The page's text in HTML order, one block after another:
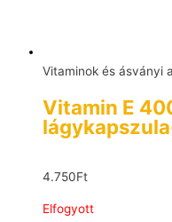
Vitaminok és ásványi
Vitamin E
4.750Ft
Elfogyott